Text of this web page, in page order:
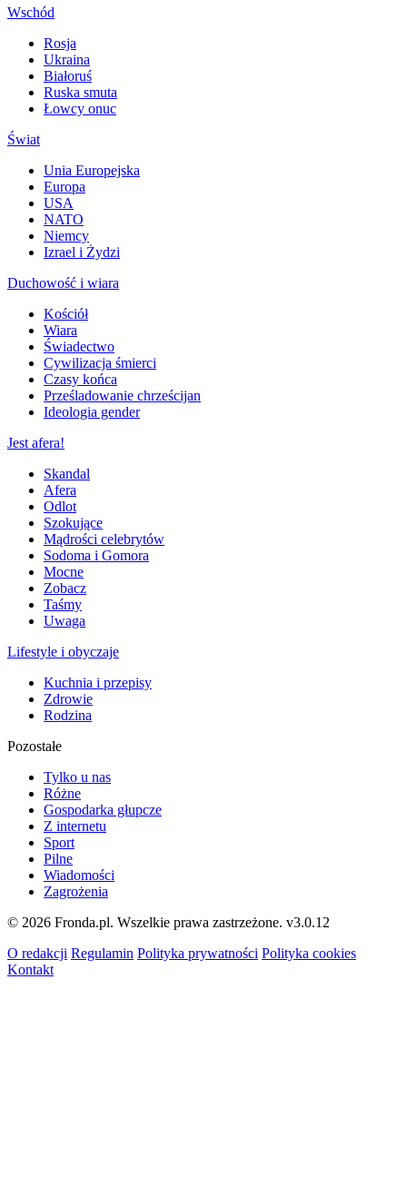
Wschód
Rosja
Ukraina
Białoruś
Ruska smuta
Łowcy onuc
Świat
Unia Europejska
Europa
USA
NATO
Niemcy
Izrael i Żydzi
Duchowość i wiara
Kościół
Wiara
Świadectwo
Cywilizacja śmierci
Czasy końca
Prześladowanie chrześcijan
Ideologia gender
Jest afera!
Skandal
Afera
Odlot
Szokujące
Mądrości celebrytów
Sodoma i Gomora
Mocne
Zobacz
Taśmy
Uwaga
Lifestyle i obyczaje
Kuchnia i przepisy
Zdrowie
Rodzina
Pozostałe
Tylko u nas
Różne
Gospodarka głupcze
Z internetu
Sport
Pilne
Wiadomości
Zagrożenia
© 2026 Fronda.pl. Wszelkie prawa zastrzeżone. v3.0.12
O redakcji Regulamin Polityka prywatności Polityka cookies
Kontakt